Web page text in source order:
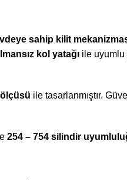
sahip kilit
kol yatağı ile uyumlu
ile tasarlanmıştır.
254 – 754 silindir